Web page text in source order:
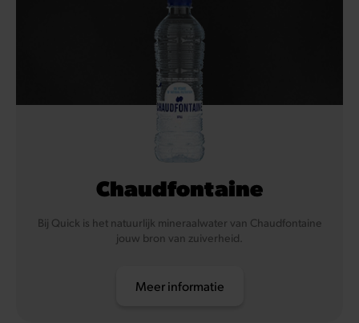
Chaudfontaine
Bij Quick is het natuurlijk mineraalwater van Chaudfontaine
jouw bron van zuiverheid.
Meer informatie